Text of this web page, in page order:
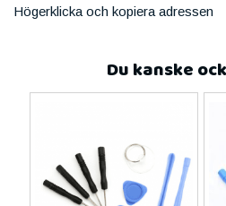
Högerklicka och kopiera adressen
Du kanske